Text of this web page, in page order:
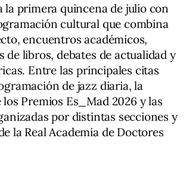
la primera quincena de julio con
cultural que combina
encuentros académicos,
de libros, debates de actualidad y
Entre las principales citas
de jazz diaria, la
Premios Es_Mad 2026 y las
por distintas secciones y
la Real Academia de Doctores